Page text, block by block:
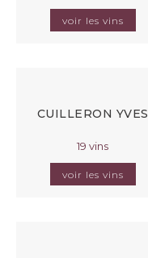
voir les vins
CUILLERON YVES
19 vins
voir les vins